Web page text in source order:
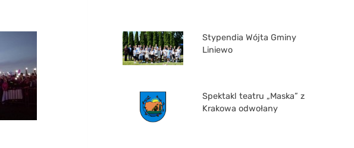
Stypendia Wójta Gminy
Liniewo
Spektakl teatru „Maska” z
Krakowa odwołany